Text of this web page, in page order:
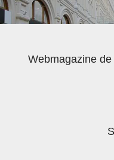
Webmagazine